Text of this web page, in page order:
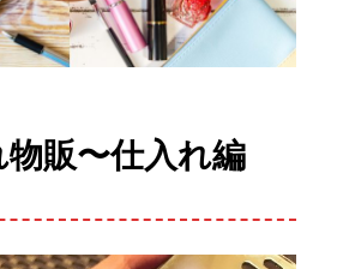
販〜仕入れ編